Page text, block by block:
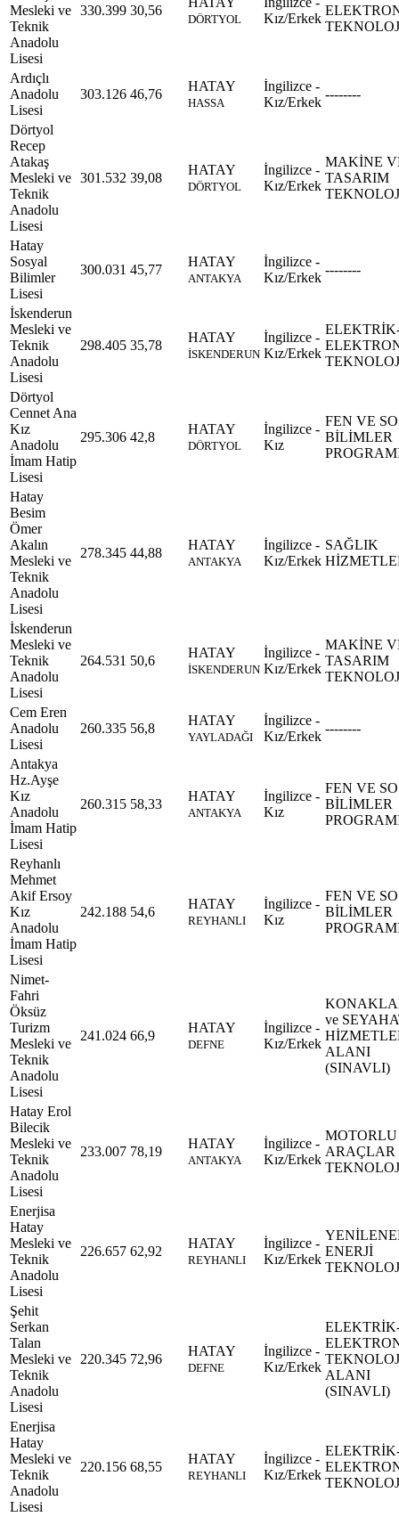
Mesleki ve
Teknik
Anadolu
Lisesi
330.399 30,56
DÖRTYOL
Kız/Erkek
Ardıçlı
Anadolu
Lisesi
303.126 46,76
HATAY
HASSA
İngilizce -
Kız/Erkek
--------
Dörtyol
Recep
Atakaş
Mesleki ve
Teknik
Anadolu
Lisesi
301.532 39,08
HATAY
DÖRTYOL
İngilizce -
Kız/Erkek
MAKİNE
TASARIM
Hatay
Sosyal
Bilimler
Lisesi
300.031 45,77
HATAY
ANTAKYA
İngilizce -
Kız/Erkek
--------
İskenderun
Mesleki ve
Teknik
Anadolu
Lisesi
298.405 35,78
HATAY
İSKENDERUN
İngilizce -
Kız/Erkek
Dörtyol
Cennet Ana
Kız
Anadolu
İmam Hatip
Lisesi
295.306 42,8
HATAY
DÖRTYOL
İngilizce -
Kız
FEN VE
BİLİMLER
Hatay
Besim
Ömer
Akalın
Mesleki ve
Teknik
Anadolu
Lisesi
278.345 44,88
HATAY
ANTAKYA
İngilizce -
Kız/Erkek
SAĞLIK
İskenderun
Mesleki ve
Teknik
Anadolu
Lisesi
264.531 50,6
HATAY
İSKENDERUN
İngilizce -
Kız/Erkek
MAKİNE
TASARIM
Cem Eren
Anadolu
Lisesi
260.335 56,8
HATAY
YAYLADAĞI
İngilizce -
Kız/Erkek
--------
Antakya
Hz.Ayşe
Kız
Anadolu
İmam Hatip
Lisesi
260.315 58,33
HATAY
ANTAKYA
İngilizce -
Kız
FEN VE
BİLİMLER
Reyhanlı
Mehmet
Akif Ersoy
Kız
Anadolu
İmam Hatip
Lisesi
242.188 54,6
HATAY
REYHANLI
İngilizce -
Kız
FEN VE
BİLİMLER
Nimet-
Fahri
Öksüz
Turizm
Mesleki ve
Teknik
Anadolu
Lisesi
241.024 66,9
HATAY
DEFNE
İngilizce -
Kız/Erkek
ve
ALANI
(SINAVLI)
Hatay Erol
Bilecik
Mesleki ve
Teknik
Anadolu
Lisesi
233.007 78,19
HATAY
ANTAKYA
İngilizce -
Kız/Erkek
MOTORLU
ARAÇLAR
Enerjisa
Hatay
Mesleki ve
Teknik
Anadolu
Lisesi
226.657 62,92
HATAY
REYHANLI
İngilizce -
Kız/Erkek
ENERJİ
Şehit
Serkan
Talan
Mesleki ve
Teknik
Anadolu
Lisesi
220.345 72,96
HATAY
DEFNE
İngilizce -
Kız/Erkek
ALANI
(SINAVLI)
Enerjisa
Hatay
Mesleki ve
Teknik
Anadolu
Lisesi
220.156 68,55
HATAY
REYHANLI
İngilizce -
Kız/Erkek